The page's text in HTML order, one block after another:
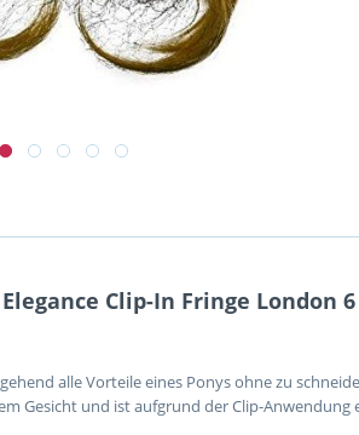
Clip-In Fringe London
alle Vorteile eines Ponys ohne zu
Gesicht und ist aufgrund der Clip-Anwendung